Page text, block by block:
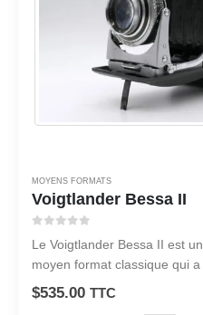
MOYENS FORMATS
Voigtlander Bessa II
Le Voigtlander Bessa II est
moyen format classique qui
photographie et les
sa qualité de fabrication
$535.00 TTC